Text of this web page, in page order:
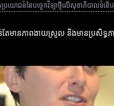
យោជន៍នៃបច្ចេកវិទ្យាថ្មីលើសុខាភិបាលទំនើប
ានភាពងាយស្រួល និងមានប្រសិទ្ធភ